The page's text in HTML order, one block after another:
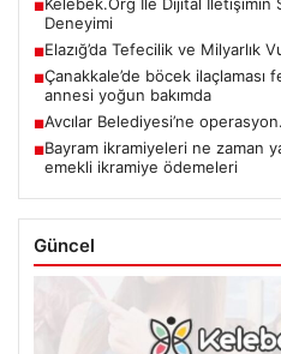
■
Deneyimi
■Elazığ’da Tefecilik ve Milyarlık
■Çanakkale’de böcek
annesi yoğun bakımda
■Avcılar Belediyesi’ne
■Bayram ikramiyeleri ne zaman
emekli ikramiye ödemeleri
Güncel